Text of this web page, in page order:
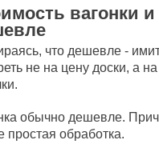
вагонки
что дешевле -
не на цену доски, а
обычно дешевле.
простая обработка.